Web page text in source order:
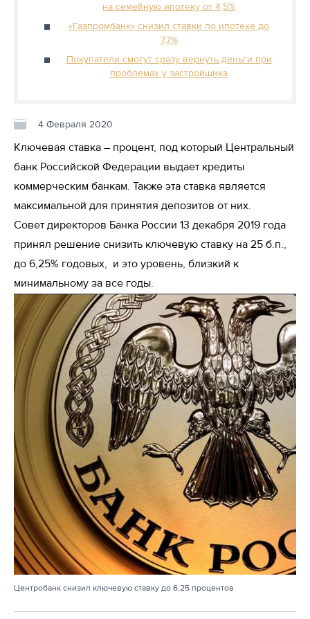
на семейную ипотеку от 4,5%
«Газпромбанк» снизил ставки по ипотеке до
7,7%
Покупатели смогут сразу вернуть деньги при
проблемах у застройщика
4 Февраля 2020
Ключевая ставка – процент, под который Центральный
банк Российской Федерации выдает кредиты
коммерческим банкам. Также эта ставка является
максимальной для принятия депозитов от них.
Совет директоров Банка России 13 декабря 2019 года
принял решение снизить ключевую ставку на 25 б.п.,
до 6,25% годовых, и это уровень, близкий к
минимальному за все годы.
Центробанк снизил ключевую ставку до 6,25 процентов